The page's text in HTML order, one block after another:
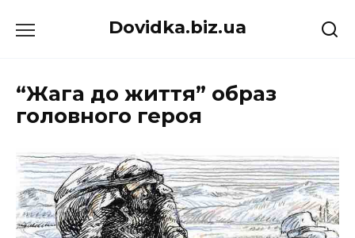
до
Dovidka.biz.ua
“Жага до життя” образ
головного героя